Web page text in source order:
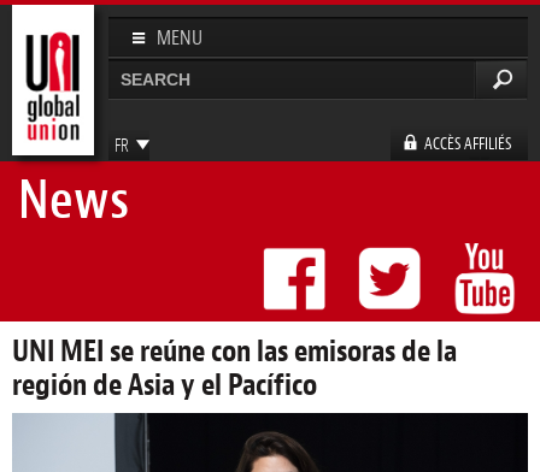
Aller au
contenu
principal
MENU
FR
EN
ES
ACCÈS AFFILIÉS
Formulaire de recherche
News
UNI MEI se reúne con las emisoras de la
región de Asia y el Pacífico